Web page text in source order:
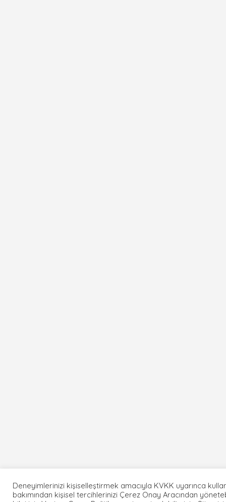
Deneyimlerinizi kişiselleştirmek amacıyla KVKK uyarınca
bakımından kişisel tercihlerinizi Çerez Onay Aracından